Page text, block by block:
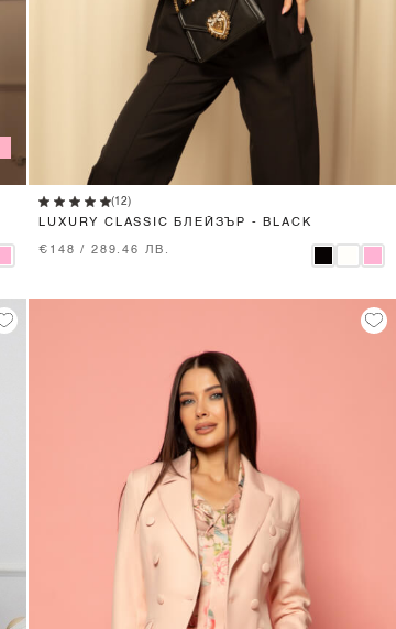
(12)
LUXURY CLASSIC БЛЕЙЗЪР - BLACK
€148 / 289.46 ЛВ.